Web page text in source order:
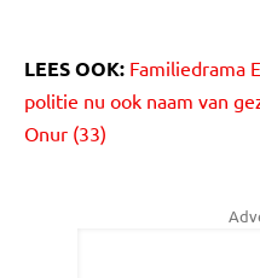
LEES OOK: Familiedrama
politie nu ook naam van
Onur (33)